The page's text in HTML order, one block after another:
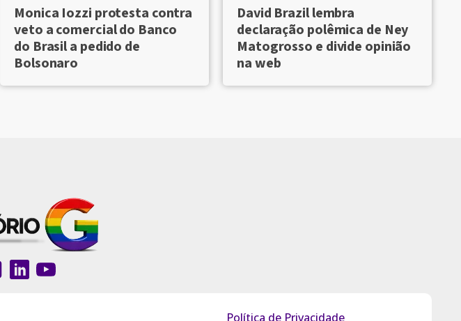
Monica Iozzi protesta contra
veto a comercial do Banco
do Brasil a pedido de
Bolsonaro
David Brazil lembra
declaração polêmica de Ney
Matogrosso e divide opinião
na web
Política de Privacidade